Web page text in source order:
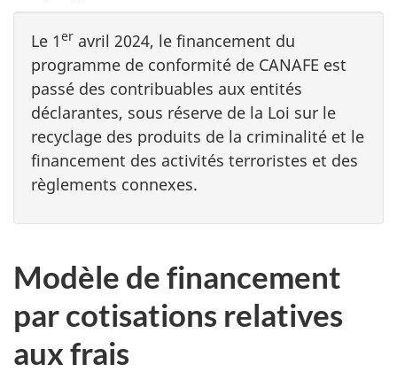
Le 1er avril 2024, le financement du
programme de conformité de CANAFE est
passé des contribuables aux entités
déclarantes, sous réserve de la Loi sur le
recyclage des produits de la criminalité et le
financement des activités terroristes et des
règlements connexes.
Modèle de financement
par cotisations relatives
aux frais